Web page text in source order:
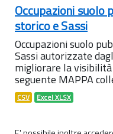
Occupazioni suolo
storico e Sassi
Occupazioni suolo
Sassi autorizzate
migliorare la
seguente MAPPA
CSV Excel XLSX